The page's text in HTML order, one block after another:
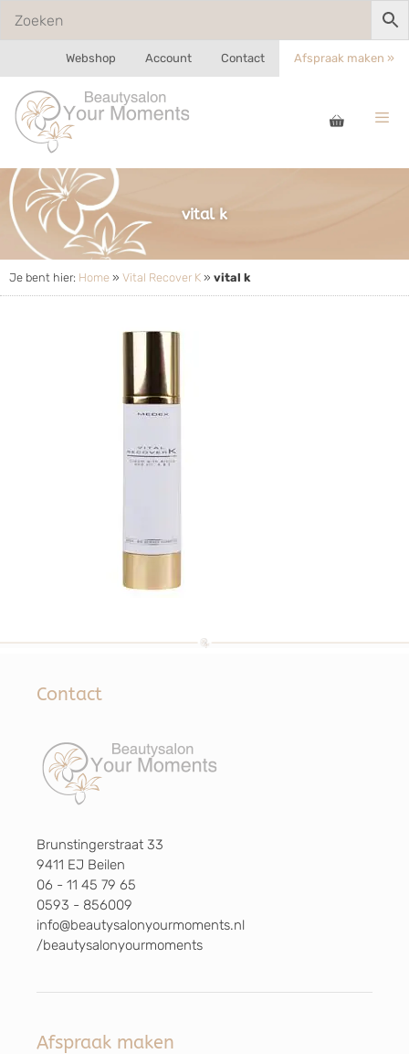
Webshop Account Contact Afspraak maken »
vital k
Je bent hier: Home » Vital Recover K » vital k
Contact
Brunstingerstraat 33
9411 EJ Beilen
06 - 11 45 79 65
0593 - 856009
info@beautysalonyourmoments.nl
/beautysalonyourmoments
Afspraak maken